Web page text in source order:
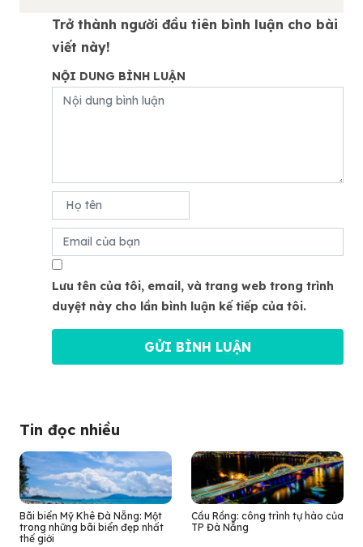
Trở thành người đầu tiên bình luận cho bài
viết này!
NỘI DUNG BÌNH LUẬN
Lưu tên của tôi, email, và trang web trong trình
duyệt này cho lần bình luận kế tiếp của tôi.
Tin đọc nhiều
Bãi biển Mỹ Khê Đà Nẵng: Một
trong những bãi biển đẹp nhất
thế giới
Cầu Rồng: công trình tự hào của
TP Đà Nẵng